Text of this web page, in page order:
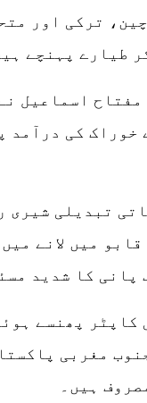
ترکی اور
طیارے پہنچے
اسماعیل
خوراک کی درآمد
تبدیلی شیری
میں لانے
پانی کا شدید
کاپٹر پھنسے
مغربی
ہیں۔